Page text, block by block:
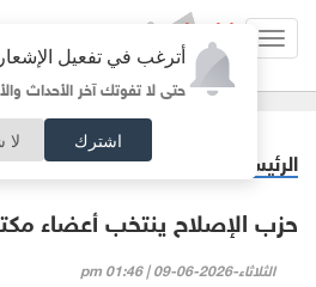
أترغب في تفعيل
حتى لا تفوتك آخر الأحداث
اشترك
الرئيسية
حزب الإصلاح ينتخب أعضاء
الثلاثاء-2026-06-09 | 01:46 pm